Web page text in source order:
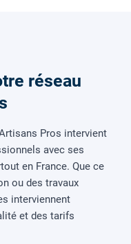
réseau
Pros intervient
avec ses
en France. Que ce
ou des travaux
interviennent
et des tarifs